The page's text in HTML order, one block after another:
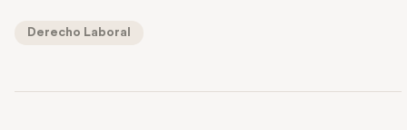
Derecho Laboral